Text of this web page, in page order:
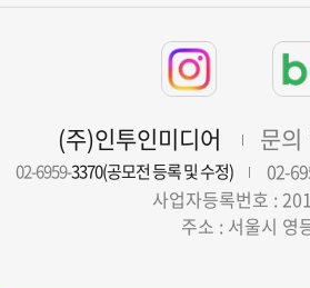
(주)인투인미디어 문의
02-6959-3370(공모전 등록 및 수정) 02-
사업자등록번호 :
주소 : 서울시 영